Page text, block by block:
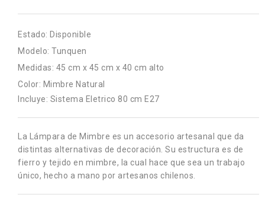
Estado: Disponible
Modelo: Tunquen
Medidas: 45 cm x 45 cm x 40 cm alto
Color: Mimbre Natural
Incluye: Sistema Eletrico 80 cm E27
La Lámpara de Mimbre es un accesorio artesanal que da
distintas alternativas de decoración. Su estructura es de
fierro y tejido en mimbre, la cual hace que sea un trabajo
único, hecho a mano por artesanos chilenos.